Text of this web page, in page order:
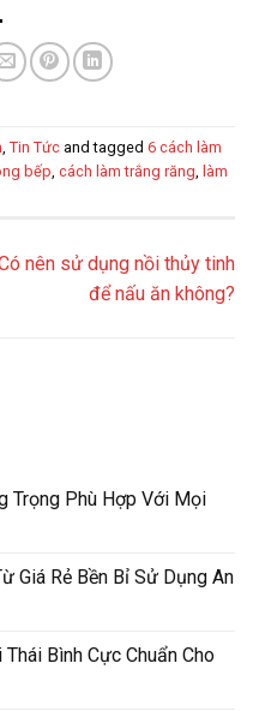
Tin Tức and tagged 6 cách làm
bếp cách làm trắng răng làm
nên sử dụng nồi thủy tinh
để nấu ăn không?
Trọng Phù Hợp Với Mọi
Giá Rẻ Bền Bỉ Sử Dụng An
Bình Cực Chuẩn Cho